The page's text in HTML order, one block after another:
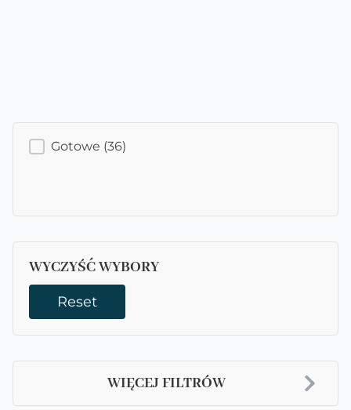
GOTOWE
Gotowe (36)
WYCZYŚĆ WYBORY
Reset
WIĘCEJ FILTRÓW